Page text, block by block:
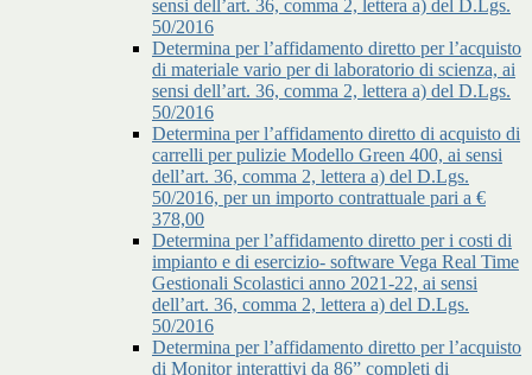
sensi dell’art. 36, comma 2, lettera a) del D.Lgs.
50/2016
Determina per l’affidamento diretto per l’acquisto
di materiale vario per di laboratorio di scienza, ai
sensi dell’art. 36, comma 2, lettera a) del D.Lgs.
50/2016
Determina per l’affidamento diretto di acquisto di
carrelli per pulizie Modello Green 400, ai sensi
dell’art. 36, comma 2, lettera a) del D.Lgs.
50/2016, per un importo contrattuale pari a €
378,00
Determina per l’affidamento diretto per i costi di
impianto e di esercizio- software Vega Real Time
Gestionali Scolastici anno 2021-22, ai sensi
dell’art. 36, comma 2, lettera a) del D.Lgs.
50/2016
Determina per l’affidamento diretto per l’acquisto
di Monitor interattivi da 86” completi di